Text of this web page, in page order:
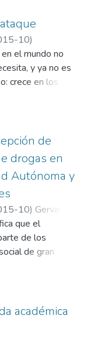
las condiciones
a
de
humanos, las
financiera
órbita de los
10)
el mundo no
y ya no es
crece en los
de
Unidos y
erradicadas
de
drogas en
Autónoma y
10) Gervasio,
que el
de los
de gran
uso de
cargada de
originadas en
El
motivó este
académica